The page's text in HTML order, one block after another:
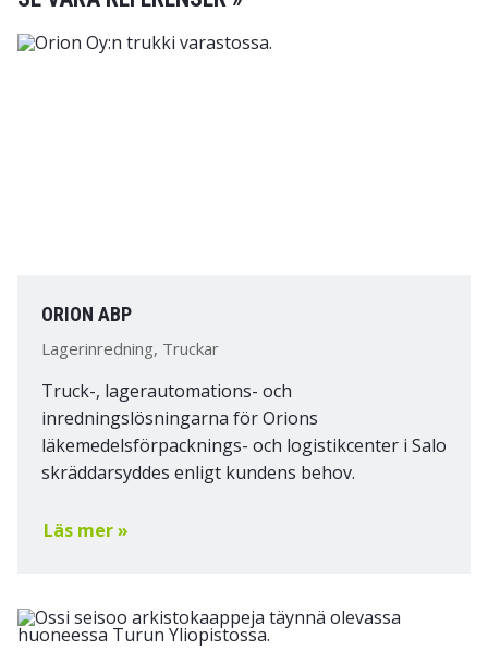
ORION ABP
Lagerinredning, Truckar
Truck-, lagerautomations- och
inredningslösningarna för Orions
läkemedelsförpacknings- och logistikcenter i Salo
skräddarsyddes enligt kundens behov.
Läs mer »